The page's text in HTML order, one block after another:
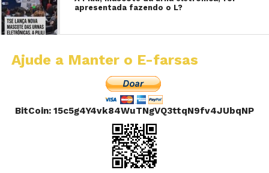
apresentada fazendo o L?
Ajude a Manter o E-farsas
BitCoin: 15c5g4Y4vk84WuTNgVQ3ttqN9fv4JUbqNP